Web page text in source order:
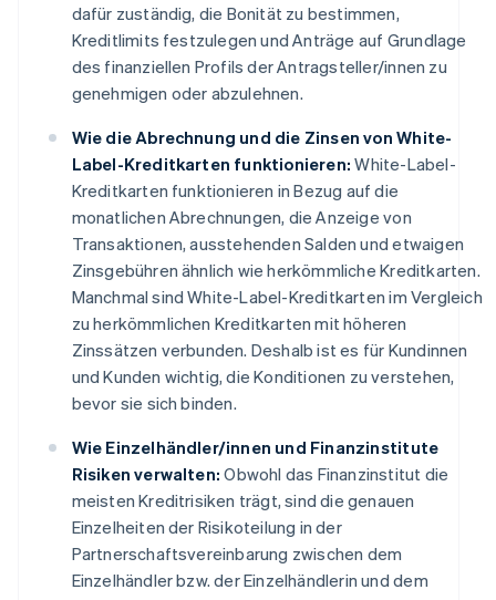
dafür zuständig, die Bonität zu bestimmen,
Kreditlimits festzulegen und Anträge auf Grundlage
des finanziellen Profils der Antragsteller/innen zu
genehmigen oder abzulehnen.
Wie die Abrechnung und die Zinsen von White-
Label-Kreditkarten funktionieren: White-Label-
Kreditkarten funktionieren in Bezug auf die
monatlichen Abrechnungen, die Anzeige von
Transaktionen, ausstehenden Salden und etwaigen
Zinsgebühren ähnlich wie herkömmliche Kreditkarten.
Manchmal sind White-Label-Kreditkarten im Vergleich
zu herkömmlichen Kreditkarten mit höheren
Zinssätzen verbunden. Deshalb ist es für Kundinnen
und Kunden wichtig, die Konditionen zu verstehen,
bevor sie sich binden.
Wie Einzelhändler/innen und Finanzinstitute
Risiken verwalten: Obwohl das Finanzinstitut die
meisten Kreditrisiken trägt, sind die genauen
Einzelheiten der Risikoteilung in der
Partnerschaftsvereinbarung zwischen dem
Einzelhändler bzw. der Einzelhändlerin und dem